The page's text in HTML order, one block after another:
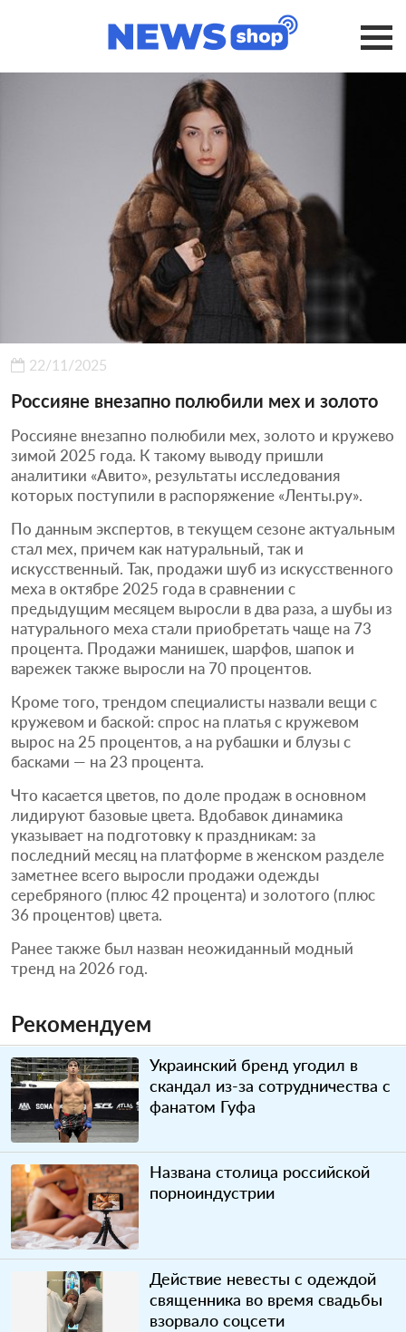
22/11/2025
Россияне внезапно полюбили мех и золото
Россияне внезапно полюбили мех, золото и кружево
зимой 2025 года. К такому выводу пришли
аналитики «Авито», результаты исследования
которых поступили в распоряжение «Ленты.ру».
По данным экспертов, в текущем сезоне актуальным
стал мех, причем как натуральный, так и
искусственный. Так, продажи шуб из искусственного
меха в октябре 2025 года в сравнении с
предыдущим месяцем выросли в два раза, а шубы из
натурального меха стали приобретать чаще на 73
процента. Продажи манишек, шарфов, шапок и
варежек также выросли на 70 процентов.
Кроме того, трендом специалисты назвали вещи с
кружевом и баской: спрос на платья с кружевом
вырос на 25 процентов, а на рубашки и блузы с
басками — на 23 процента.
Что касается цветов, по доле продаж в основном
лидируют базовые цвета. Вдобавок динамика
указывает на подготовку к праздникам: за
последний месяц на платформе в женском разделе
заметнее всего выросли продажи одежды
серебряного (плюс 42 процента) и золотого (плюс
36 процентов) цвета.
Ранее также был назван неожиданный модный
тренд на 2026 год.
Рекомендуем
Украинский бренд угодил в
скандал из-за сотрудничества с
фанатом Гуфа
Названа столица российской
порноиндустрии
Действие невесты с одеждой
священника во время свадьбы
взорвало соцсети